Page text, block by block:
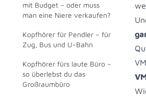
mit Budget – oder muss
man eine Niere verkaufen?
Kopfhörer für Pendler – für
Zug, Bus und U-Bahn
Kopfhörer fürs laute Büro –
so überlebst du das
Großraumbüro